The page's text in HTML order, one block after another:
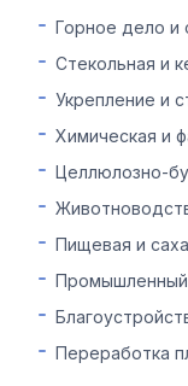
Горное дело и
Стекольная и
Укрепление и
Химическая и
Целлюлозно-
Пищевая и
Промышленный
Переработка